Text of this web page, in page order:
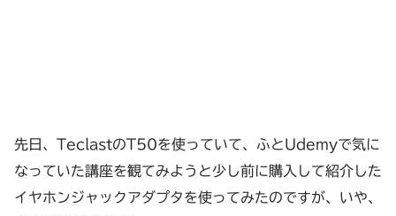
先日、TeclastのT50を使っていて、ふとUdemyで気に
なっていた講座を観てみようと少し前に購入して紹介した
イヤホンジャックアダプタを使ってみたのですが、いや、